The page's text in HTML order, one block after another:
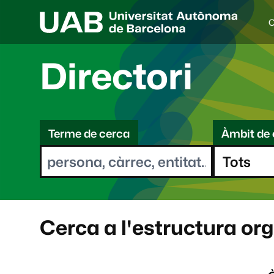
I
d
i
a
e
l
e
o
t
Directori
C
eTerme de cerca Àmbit de
Cerca a l'estructura